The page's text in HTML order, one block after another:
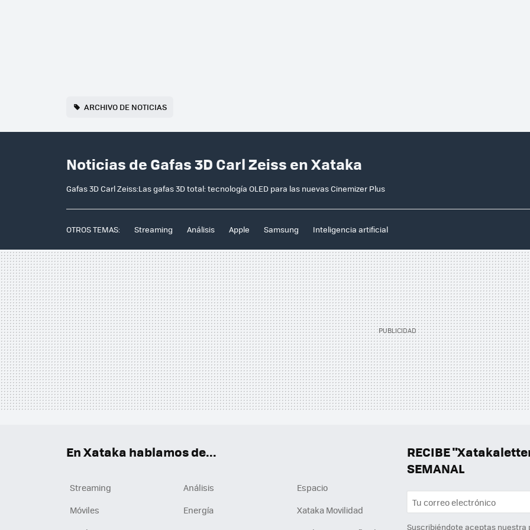
ARCHIVO DE NOTICIAS
Noticias de Gafas 3D Carl Zeiss en Xataka
Gafas 3D Carl Zeiss:Las gafas 3D total: tecnología OLED para las nuevas Cinemizer Plus
OTROS TEMAS: Streaming Análisis Apple Samsung Inteligencia artificial
RECIBE
SEMANAL
Suscribiéndote aceptas nuestra
En Xataka hablamos de...
Streaming Análisis
Espacio
Móviles
Energía
Xataka Movilidad